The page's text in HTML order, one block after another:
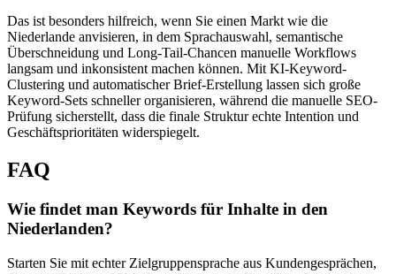
Das ist besonders hilfreich, wenn Sie einen Markt wie die
Niederlande anvisieren, in dem Sprachauswahl, semantische
Überschneidung und Long-Tail-Chancen manuelle Workflows
langsam und inkonsistent machen können. Mit KI-Keyword-
Clustering und automatischer Brief-Erstellung lassen sich große
Keyword-Sets schneller organisieren, während die manuelle SEO-
Prüfung sicherstellt, dass die finale Struktur echte Intention und
Geschäftsprioritäten widerspiegelt.
FAQ
Wie findet man Keywords für Inhalte in den
Niederlanden?
Starten Sie mit echter Zielgruppensprache aus Kundengesprächen,